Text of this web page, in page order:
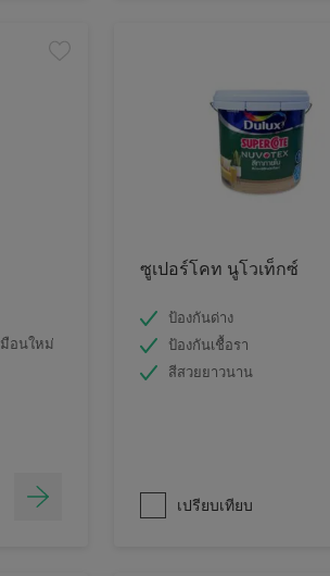
อนใหม่
ซูเปอร์โคท นูโวเท็กซ์
ป้องกันด่าง
ป้องกันเชื้อรา
สีสวยยาวนาน
เปรียบเทียบ